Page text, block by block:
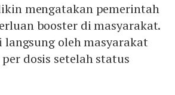
mengatakan pemerintah
booster di masyarakat.
oleh masyarakat
dosis setelah status